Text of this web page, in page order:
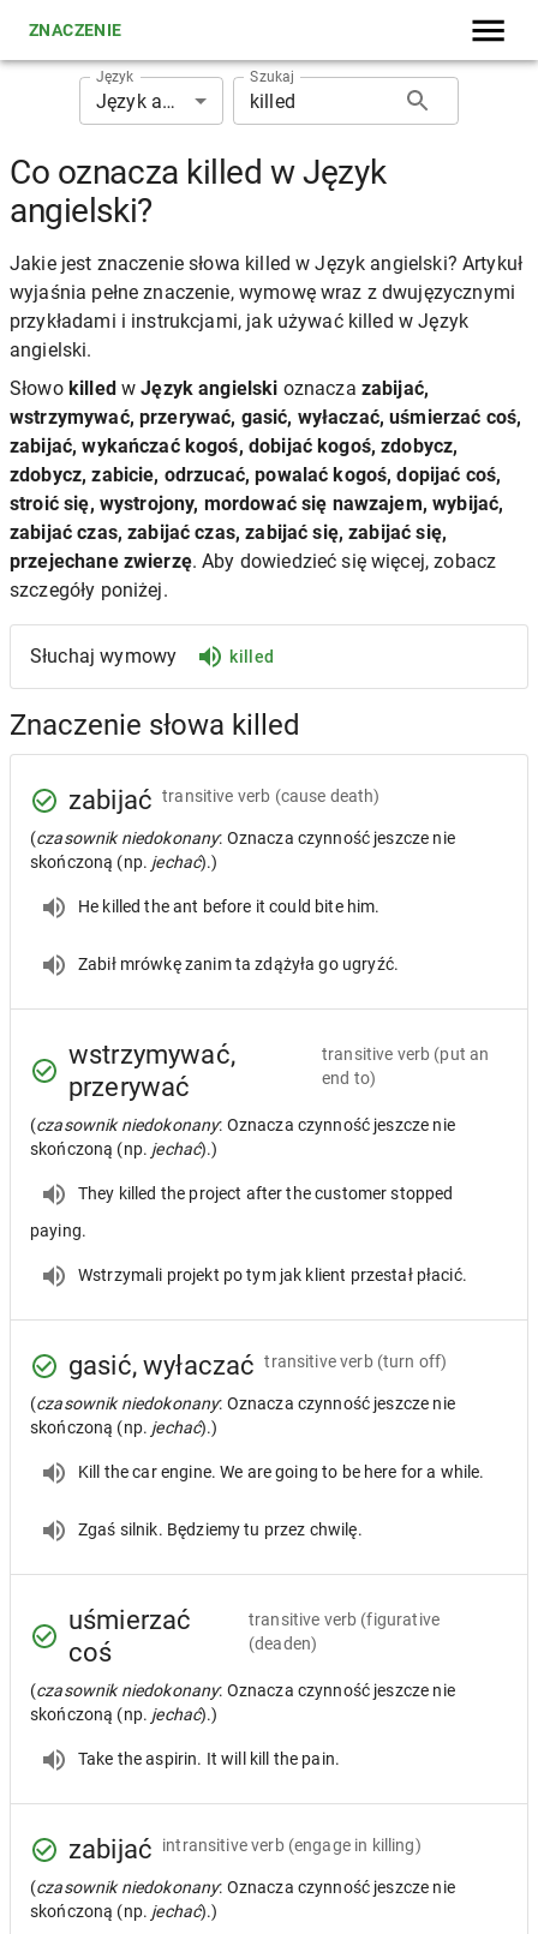
ZNACZENIE
Język
Język angielski
Szukaj
Co oznacza killed w Język
angielski?
Jakie jest znaczenie słowa killed w Język angielski? Artykuł
wyjaśnia pełne znaczenie, wymowę wraz z dwujęzycznymi
przykładami i instrukcjami, jak używać killed w Język
angielski.
Słowo killedwJęzyk angielski oznacza zabijać,
wstrzymywać, przerywać, gasić, wyłaczać, uśmierzać coś,
zabijać, wykańczać kogoś, dobijać kogoś, zdobycz,
zdobycz, zabicie, odrzucać, powalać kogoś, dopijać coś,
stroić się, wystrojony, mordować się nawzajem, wybijać,
zabijać czas, zabijać czas, zabijać się, zabijać się,
przejechane zwierzę. Aby dowiedzieć się więcej, zobacz
szczegóły poniżej.
Słuchaj wymowy killed
Znaczenie słowa killed
zabijać transitive verb (cause death)
(czasownik niedokonany: Oznacza czynność jeszcze nie
skończoną (np. jechać).)
He killed the ant before it could bite him.
Zabił mrówkę zanim ta zdążyła go ugryźć.
wstrzymywać,
przerywać
transitive verb (put an
end to)
(czasownik niedokonany: Oznacza czynność jeszcze nie
skończoną (np. jechać).)
They killed the project after the customer stopped
paying.
Wstrzymali projekt po tym jak klient przestał płacić.
gasić, wyłaczać transitive verb (turn off)
(czasownik niedokonany: Oznacza czynność jeszcze nie
skończoną (np. jechać).)
Kill the car engine. We are going to be here for a while.
Zgaś silnik. Będziemy tu przez chwilę.
uśmierzać
coś
transitive verb (figurative
(deaden)
(czasownik niedokonany: Oznacza czynność jeszcze nie
skończoną (np. jechać).)
Take the aspirin. It will kill the pain.
zabijać intransitive verb (engage in killing)
(czasownik niedokonany: Oznacza czynność jeszcze nie
skończoną (np. jechać).)